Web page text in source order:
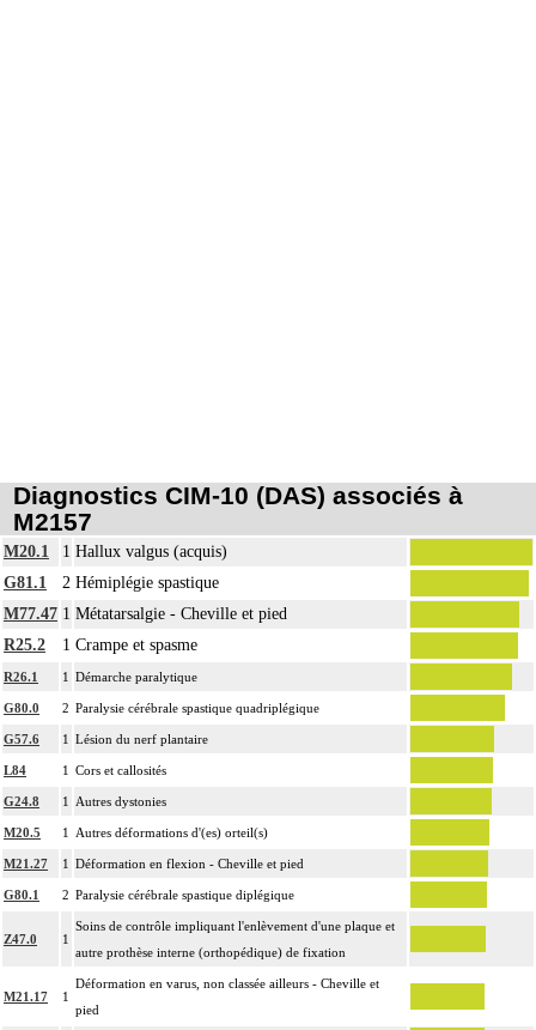
Diagnostics CIM-10 (DAS) associés à
M2157
M20.1 1 Hallux valgus (acquis)
G81.1
2 Hémiplégie spastique
M77.47 1 Métatarsalgie - Cheville et pied
R25.2
1 Crampe et spasme
R26.1 1 Démarche paralytique
G80.0 2 Paralysie cérébrale spastique quadriplégique
G57.6 1 Lésion du nerf plantaire
L84 1 Cors et callosités
G24.8 1 Autres dystonies
M20.5 1 Autres déformations d'(es) orteil(s)
M21.27 1 Déformation en flexion - Cheville et pied
G80.1 2 Paralysie cérébrale spastique diplégique
Z47.0 1
Soins de contrôle impliquant l'enlèvement d'une plaque et
autre prothèse interne (orthopédique) de fixation
M21.17 1
Déformation en varus, non classée ailleurs - Cheville et
pied